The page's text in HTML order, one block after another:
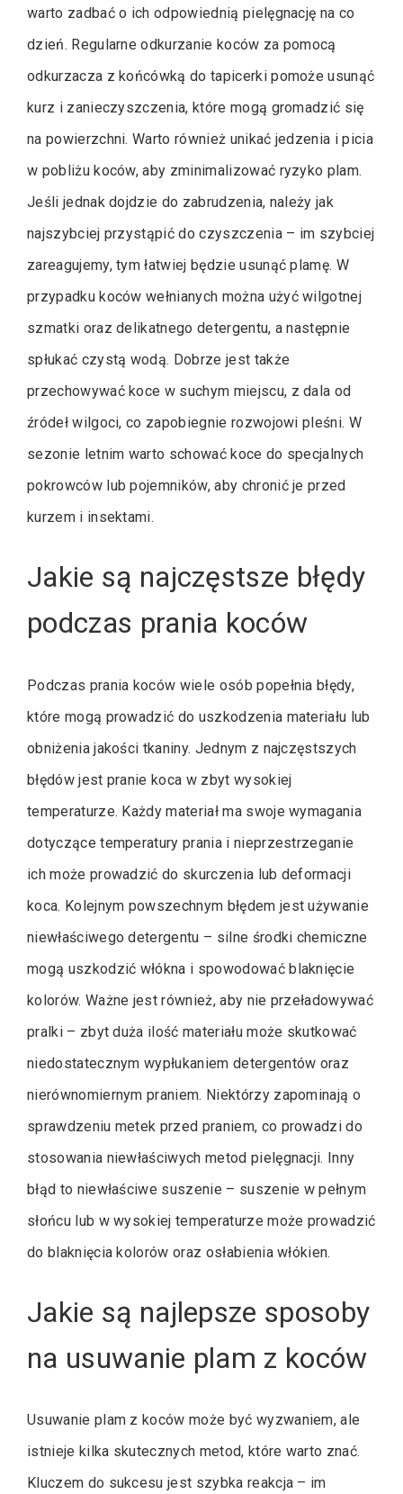
warto zadbać o ich odpowiednią pielęgnację na co
dzień. Regularne odkurzanie koców za pomocą
odkurzacza z końcówką do tapicerki pomoże usunąć
kurz i zanieczyszczenia, które mogą gromadzić się
na powierzchni. Warto również unikać jedzenia i picia
w pobliżu koców, aby zminimalizować ryzyko plam.
Jeśli jednak dojdzie do zabrudzenia, należy jak
najszybciej przystąpić do czyszczenia – im szybciej
zareagujemy, tym łatwiej będzie usunąć plamę. W
przypadku koców wełnianych można użyć wilgotnej
szmatki oraz delikatnego detergentu, a następnie
spłukać czystą wodą. Dobrze jest także
przechowywać koce w suchym miejscu, z dala od
źródeł wilgoci, co zapobiegnie rozwojowi pleśni. W
sezonie letnim warto schować koce do specjalnych
pokrowców lub pojemników, aby chronić je przed
kurzem i insektami.
Jakie są najczęstsze błędy
podczas prania koców
Podczas prania koców wiele osób popełnia błędy,
które mogą prowadzić do uszkodzenia materiału lub
obniżenia jakości tkaniny. Jednym z najczęstszych
błędów jest pranie koca w zbyt wysokiej
temperaturze. Każdy materiał ma swoje wymagania
dotyczące temperatury prania i nieprzestrzeganie
ich może prowadzić do skurczenia lub deformacji
koca. Kolejnym powszechnym błędem jest używanie
niewłaściwego detergentu – silne środki chemiczne
mogą uszkodzić włókna i spowodować blaknięcie
kolorów. Ważne jest również, aby nie przeładowywać
pralki – zbyt duża ilość materiału może skutkować
niedostatecznym wypłukaniem detergentów oraz
nierównomiernym praniem. Niektórzy zapominają o
sprawdzeniu metek przed praniem, co prowadzi do
stosowania niewłaściwych metod pielęgnacji. Inny
błąd to niewłaściwe suszenie – suszenie w pełnym
słońcu lub w wysokiej temperaturze może prowadzić
do blaknięcia kolorów oraz osłabienia włókien.
Jakie są najlepsze sposoby
na usuwanie plam z koców
Usuwanie plam z koców może być wyzwaniem, ale
istnieje kilka skutecznych metod, które warto znać.
Kluczem do sukcesu jest szybka reakcja – im